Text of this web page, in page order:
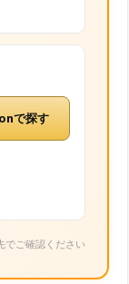
で探す
でご確認ください